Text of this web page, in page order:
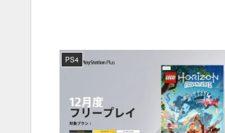
PS4